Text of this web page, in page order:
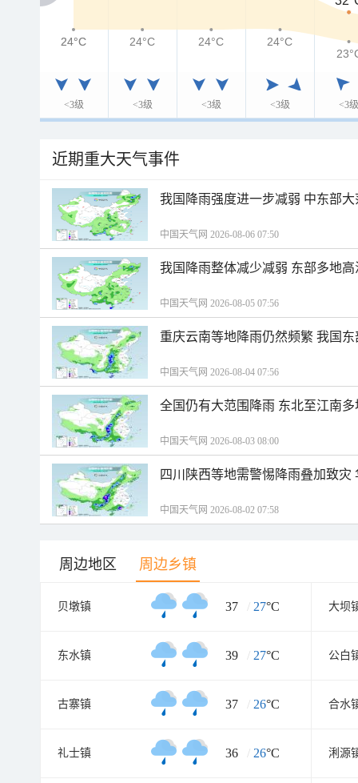
<3级 <3级 <3级 <3级 <3级
24°C
24°C 24°C 24°C
24°C
近期重大天气事件
我国降雨强度进一步减弱 中东部
中国天气网 2026-08-06 07:50
我国降雨整体减少减弱 东部多地
中国天气网 2026-08-05 07:56
重庆云南等地降雨仍然频繁 我国
中国天气网 2026-08-04 07:56
全国仍有大范围降雨 东北至江南
中国天气网 2026-08-03 08:00
四川陕西等地需警惕降雨叠加致
中国天气网 2026-08-02 07:58
周边地区 周边乡镇
贝墩镇 37 / 27°C 大坝
东水镇 39 / 27°C 公白
古寨镇 37 / 26°C 合水
礼士镇 36 / 26°C 浰源